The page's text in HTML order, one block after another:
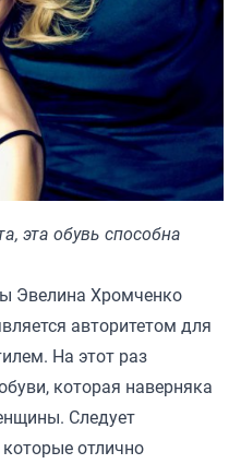
эта обувь способна
Эвелина Хромченко
авторитетом для
На этот раз
которая наверняка
Следует
отлично